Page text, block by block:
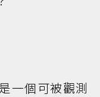
一個可被觀測